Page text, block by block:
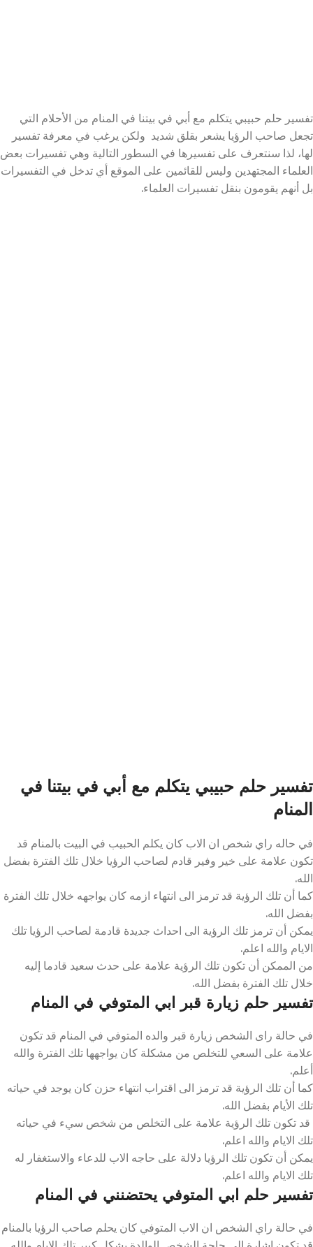
تفسير حلم حبيبي يتكلم مع أبي في بيتنا في المنام من الأحلام التي
تجعل صاحب الرؤيا يشعر بقلق شديد ولكن يرغب في معرفة تفسير
لها، لذا سنتعرف على تفسيرها في السطور التالية وهي تفسيرات بعض
العلماء المجتهدين وليس للقائمين على الموقع أي تدخل في التفسيرات
بل أنهم يقومون بنقل تفسيرات العلماء.
تفسير حلم حبيبي يتكلم مع أبي في بيتنا في
المنام
في حاله راي شخص ان الاب كان يكلم الحبيب في البيت بالمنام قد
تكون علامة على خير وفير قادم لصاحب الرؤيا خلال تلك الفترة بفضل
الله.
كما أن تلك الرؤية قد ترمز الى انتهاء ازمه كان يواجهه خلال تلك الفترة
بفضل الله.
يمكن أن ترمز تلك الرؤية الى احداث جديدة قادمة لصاحب الرؤيا تلك
الايام والله اعلم.
من الممكن أن تكون تلك الرؤية علامة على حدث سعيد قادما إليه
خلال تلك الفترة بفضل الله.
تفسير حلم زيارة قبر ابي المتوفي في المنام
في حالة راى الشخص زيارة قبر والده المتوفي في المنام قد تكون
علامة على السعي للتخلص من مشكلة كان يواجهها تلك الفترة والله
أعلم.
كما أن تلك الرؤية قد ترمز الى اقتراب انتهاء حزن كان يوجد في حياته
تلك الأيام بفضل الله.
قد تكون تلك الرؤية علامة على التخلص من شخص سيء في حياته
تلك الايام والله اعلم.
يمكن أن تكون تلك الرؤيا دلالة على حاجه الاب للدعاء والاستغفار له
تلك الايام والله اعلم.
تفسير حلم ابي المتوفي يحتضنني في المنام
في حالة راي الشخص ان الاب المتوفي كان يحلم صاحب الرؤيا بالمنام